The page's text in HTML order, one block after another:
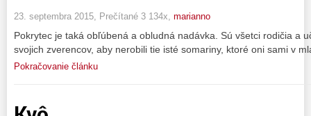
23. septembra 2015, Prečítané 3 134x, marianno
Pokrytec je taká obľúbená a obludná nadávka. Sú všetci rodičia a
svojich zverencov, aby nerobili tie isté somariny, ktoré oni sami v
Pokračovanie článku